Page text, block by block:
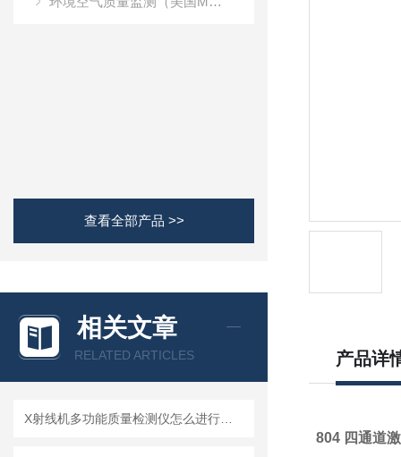
查看全部产品 >>
相关文章
RELATED ARTICLES 产品详
804 四通道